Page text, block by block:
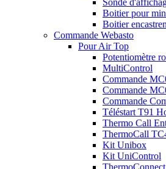
Sonde
Boitier pour
Boitier
Commande Webasto
Pour Air Top
Potentiomètre
MultiControl
Commande
Commande
Commande
Téléstart T91
Thermo Call
ThermoCall
Kit Unibox
Kit UniControl
ThermoConnect